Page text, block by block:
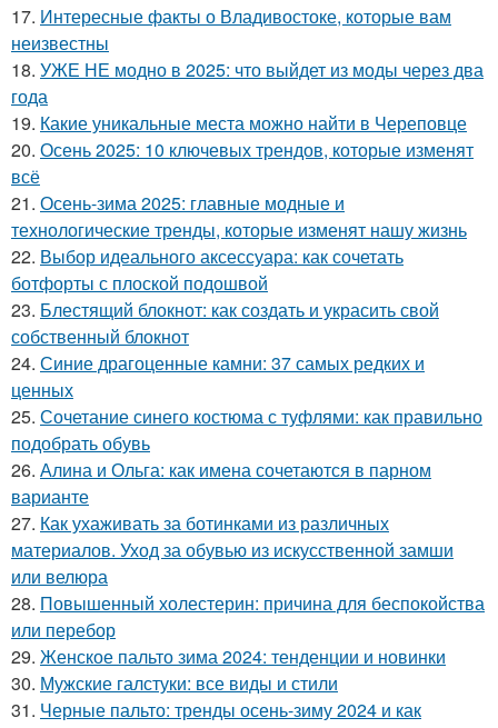
17. Интересные факты о Владивостоке, которые вам
неизвестны
18. УЖЕ НЕ модно в 2025: что выйдет из моды через два
года
19. Какие уникальные места можно найти в Череповце
20. Осень 2025: 10 ключевых трендов, которые изменят
всё
21. Осень-зима 2025: главные модные и
технологические тренды, которые изменят нашу жизнь
22. Выбор идеального аксессуара: как сочетать
ботфорты с плоской подошвой
23. Блестящий блокнот: как создать и украсить свой
собственный блокнот
24. Синие драгоценные камни: 37 самых редких и
ценных
25. Сочетание синего костюма с туфлями: как правильно
подобрать обувь
26. Алина и Ольга: как имена сочетаются в парном
варианте
27. Как ухаживать за ботинками из различных
материалов. Уход за обувью из искусственной замши
или велюра
28. Повышенный холестерин: причина для беспокойства
или перебор
29. Женское пальто зима 2024: тенденции и новинки
30. Мужские галстуки: все виды и стили
31. Черные пальто: тренды осень-зиму 2024 и как